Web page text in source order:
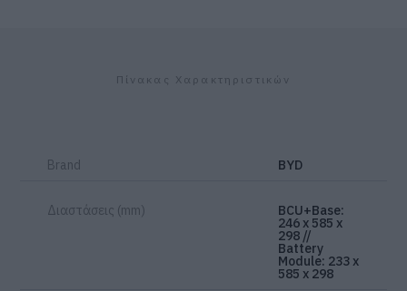
Πίνακας Χαρακτηριστικών
Brand BYD
Διαστάσεις (mm) BCU+Base:
246 x 585 x
298 //
Battery
Module: 233 x
585 x 298